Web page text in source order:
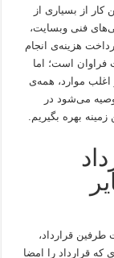
از بسیاری از
فنی وبسایت،
هزینه‌ی انجام
فراوان است؛ اما
اغلب موارد، همه‌ی
می‌شود در
بهره بگیریم.
طرفین قرارداد،
که قرارداد را امضا